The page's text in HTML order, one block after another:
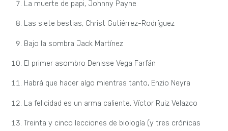
La muerte de papi, Johnny Payne
Las siete bestias, Christ Gutiérrez-Rodríguez
Bajo la sombra Jack Martínez
El primer asombro Denisse Vega Farfán
Habrá que hacer algo mientras tanto, Enzio Neyra
La felicidad es un arma caliente, Víctor Ruiz Velazco
Treinta y cinco lecciones de biología (y tres crónicas